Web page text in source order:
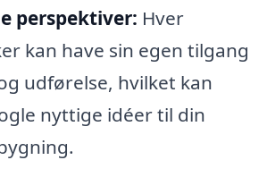
perspektiver: Hver
kan have sin egen tilgang
udførelse, hvilket kan
nyttige idéer til din